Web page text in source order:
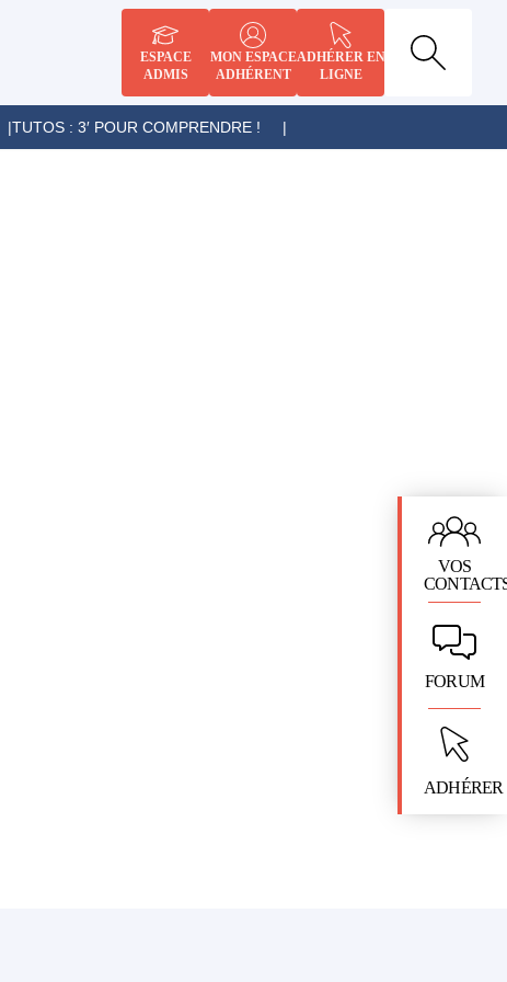
VOS
FORUM
ADHÉRER
ESPACE
ADMIS
MON ESPACE
ADHÉRENT
ADHÉRER EN
LIGNE
TUTOS : 3′ POUR COMPRENDRE !